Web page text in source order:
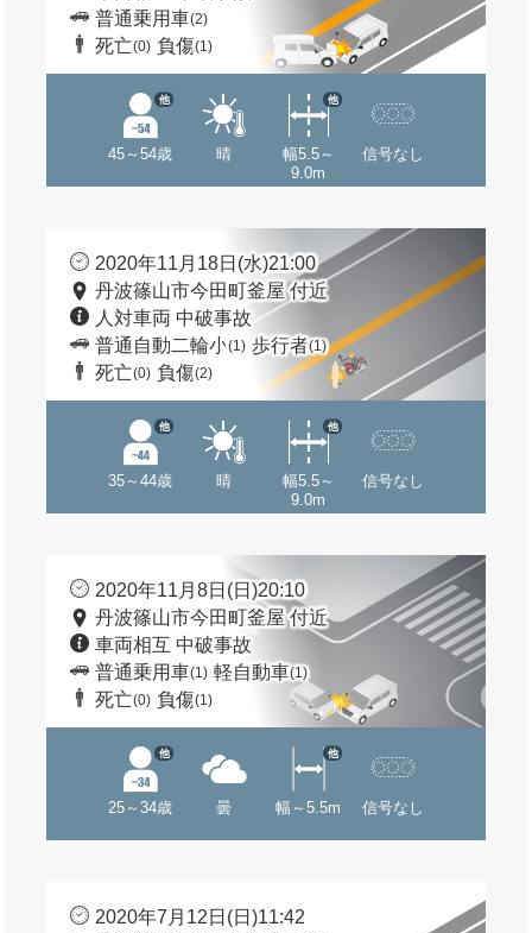
普通乗用車(2)
死亡(0) 負傷(1)
45～54歳
他
晴
幅5.5～
9.0m
他
信号なし
2020年11月18日(水)21:00
丹波篠山市今田町釜屋 付近
人対車両 中破事故
普通自動二輪小(1) 歩行者(1)
死亡(0) 負傷(2)
35～44歳
他
晴
幅5.5～
9.0m
他
信号なし
2020年11月8日(日)20:10
丹波篠山市今田町釜屋 付近
車両相互 中破事故
普通乗用車(1) 軽自動車(1)
死亡(0) 負傷(1)
25～34歳
他
曇 幅～5.5m
他
信号なし
2020年7月12日(日)11:42